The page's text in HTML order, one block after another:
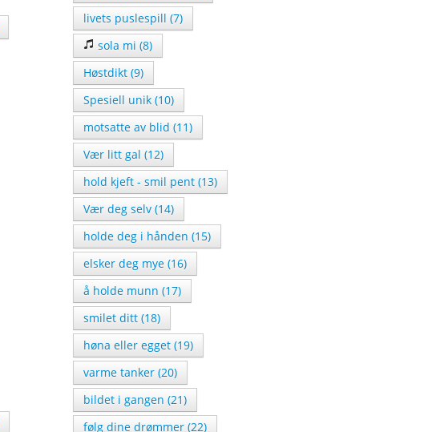
livets puslespill (7)
sola mi (8)
Høstdikt (9)
Spesiell unik (10)
motsatte av blid (11)
Vær litt gal (12)
hold kjeft - smil pent (13)
Vær deg selv (14)
holde deg i hånden (15)
elsker deg mye (16)
å holde munn (17)
smilet ditt (18)
høna eller egget (19)
varme tanker (20)
bildet i gangen (21)
følg dine drømmer (22)